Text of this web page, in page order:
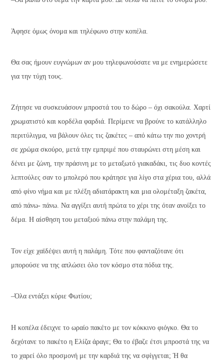
Άφησε όμως όνομα και τηλέφωνο στην κοπέλα.
Θα σας ήμουν ευγνώμων αν μου τηλεφωνούσατε να με ενημερώσετε
για την τύχη τους.
Ζήτησε να συσκευάσουν μπροστά του το δώρο – όχι σακούλα. Χαρτί
χρωματιστό και κορδέλα φαρδιά. Περίμενε να βρούνε το κατάλληλο
περιτύλιγμα, να βάλουν όλες τις ζακέτες – από κάτω την πιο χοντρή
σε χρώμα σκούρο, μετά την εμπριμέ που σταυρώνει στη μέση και
δένει με ζώνη, την πράσινη με το μεταξωτό γιακαδάκι, τις δυο κοντές
λεπτούλες σαν το μπολερό που κράτησε για λίγο στα χέρια του, αλλά
από φίνο νήμα και με πλέξη αδιατάρακτη και μια ολομέταξη ζακέτα,
από πάνω- πάνω. Να αγγίξει αυτή πρώτα το χέρι της όταν ανοίξει το
δέμα. Η αίσθηση του μεταξιού πάνω στην παλάμη της.
Τον είχε χαϊδέψει αυτή η παλάμη. Τότε που φανταζότανε ότι
μπορούσε να της απλώσει όλο τον κόσμο στα πόδια της.
–Όλα εντάξει κύριε Φωτίου;
Η κοπέλα έδειχνε το ωραίο πακέτο με τον κόκκινο φιόγκο. Θα το
δεχότανε το πακέτο η Ελίζα άραγε; Θα το έβαζε έτσι μπροστά της να
το χαρεί όλο προσμονή με την καρδιά της να σφίγγεται; Ή θα